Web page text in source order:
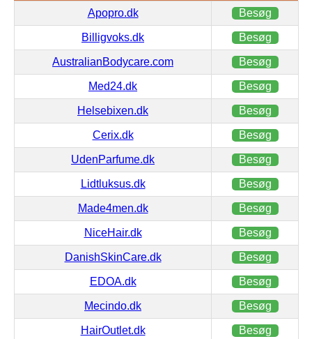
Apopro.dk Besøg
Billigvoks.dk Besøg
AustralianBodycare.com Besøg
Med24.dk Besøg
Helsebixen.dk Besøg
Cerix.dk Besøg
UdenParfume.dk Besøg
Lidtluksus.dk Besøg
Made4men.dk Besøg
NiceHair.dk Besøg
DanishSkinCare.dk Besøg
EDOA.dk Besøg
Mecindo.dk Besøg
HairOutlet.dk Besøg